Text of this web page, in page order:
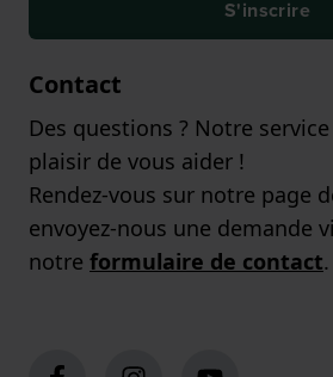
S'inscrire
Contact
Des questions ? Notre
plaisir de vous aider !
Rendez-vous sur notre page
envoyez-nous une demande
notre formulaire de contact.